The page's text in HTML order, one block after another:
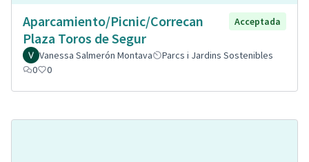
Aparcamiento/Picnic/Correcan
Plaza Toros de Segur
Acceptada
Vanessa Salmerón Montava
Parcs i Jardins Sostenibles
0
0